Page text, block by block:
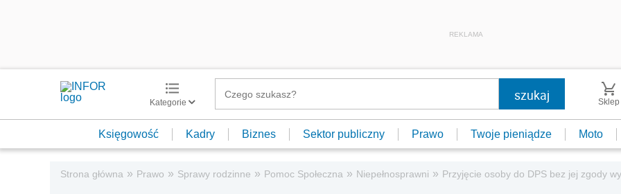
REKLAMA
Kategorie Sklep
Księgowość Kadry Biznes Sektor publiczny Prawo Twoje pieniądze Moto
Strona główna » Prawo » Sprawy rodzinne » Pomoc Społeczna » Niepełnosprawni » Przyjęcie osoby do DPS bez jej zgody